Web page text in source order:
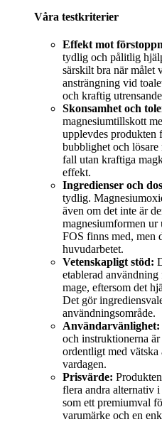
Våra testkriterier
Effekt mot
tydlig och pålitlig
särskilt bra när målet
ansträngning vid
och kraftig
Skonsamhet och
magnesiumtillskott
upplevdes produkten
bubblighet och lösare
fall utan kraftiga
effekt.
Ingredienser och
tydlig.
även om det inte är
magnesiumformen
FOS finns med, men
huvudarbetet.
Vetenskapligt stöd:
etablerad
mage, eftersom det
Det gör
användningsområde.
Användarvänlighet:
och instruktionerna
ordentligt med
vardagen.
Prisvärde:
flera andra alternativ
som ett premiumval
varumärke och en